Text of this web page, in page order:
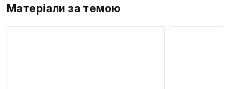
Матеріали за темою